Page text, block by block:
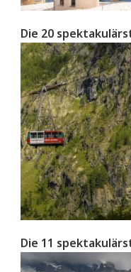
Die 20
Die 11